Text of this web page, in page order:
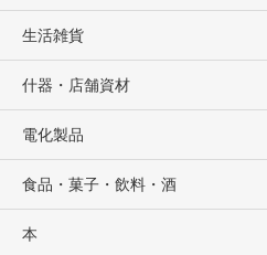
生活雑貨
什器・店舗資材
電化製品
食品・菓子・飲料・酒
本